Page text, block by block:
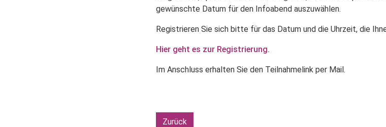
gewünschte Datum für den Infoabend auszuwählen.
Registrieren Sie sich bitte für das Datum und die Uhrzeit, die
Hier geht es zur Registrierung.
Im Anschluss erhalten Sie den Teilnahmelink per Mail.
Zurück